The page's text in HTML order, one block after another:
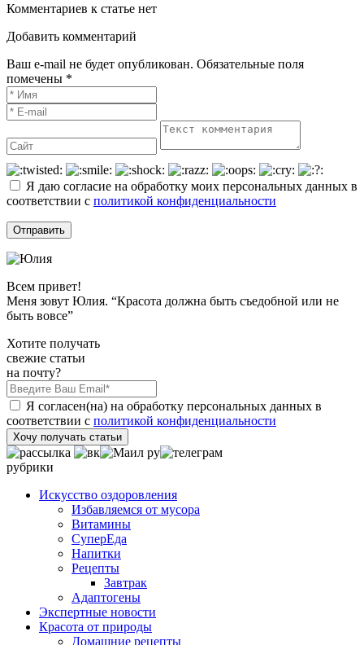
Комментариев к статье нет
Добавить комментарий
Ваш e-mail не будет опубликован. Обязательные поля
помечены *
Я даю согласие на обработку моих персональных данных в
соответствии с политикой конфиденциальности
Всем привет!
Меня зовут Юлия. “Красота должна быть съедобной или не
быть вовсе”
Хотите получать
свежие статьи
на почту?
Я согласен(на) на обработку персональных данных в
соответствии с политикой конфиденциальности
Хочу получать статьи
рубрики
Искусство оздоровления
Избавляемся от мусора
Витамины
СуперЕда
Напитки
Рецепты
Завтрак
Адаптогены
Экспертные новости
Красота от природы
Домашние рецепты